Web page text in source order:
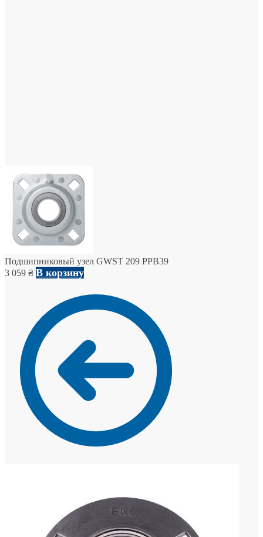
Подшипниковый узел GWST 209 PPB39
3 059 ₴ В корзину